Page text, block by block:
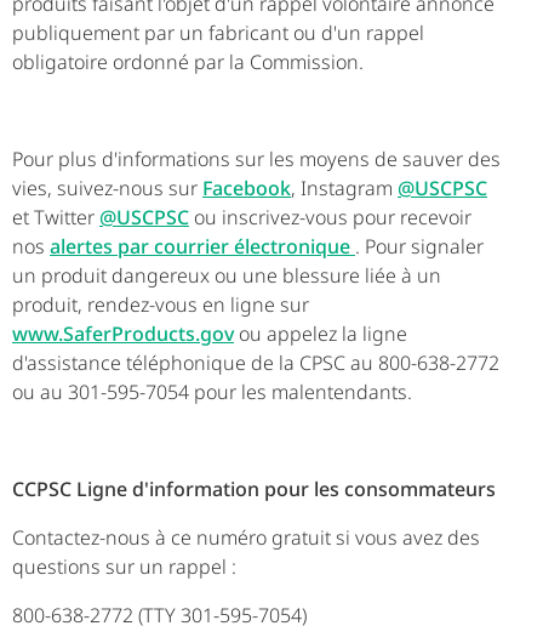
publiquement par un fabricant ou d'un rappel
obligatoire ordonné par la Commission.
Pour plus d'informations sur les moyens de sauver des
vies, suivez-nous sur Facebook, Instagram @USCPSC
et Twitter @USCPSC ou inscrivez-vous pour recevoir
nos alertes par courrier électronique . Pour signaler
un produit dangereux ou une blessure liée à un
produit, rendez-vous en ligne sur
www.SaferProducts.govou appelez la ligne
d'assistance téléphonique de la CPSC au 800-638-2772
ou au 301-595-7054 pour les malentendants.
CCPSC Ligne d'information pour les consommateurs
Contactez-nous à ce numéro gratuit si vous avez des
questions sur un rappel :
800-638-2772 (TTY 301-595-7054)